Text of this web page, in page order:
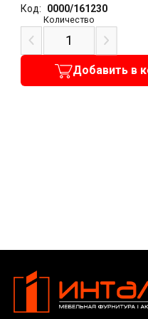
Код:
0000/161230
Количество
Добавить в